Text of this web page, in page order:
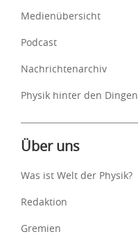
Medienübersicht
Podcast
Nachrichtenarchiv
Physik hinter den Dingen
Über uns
Was ist Welt der Physik?
Redaktion
Gremien